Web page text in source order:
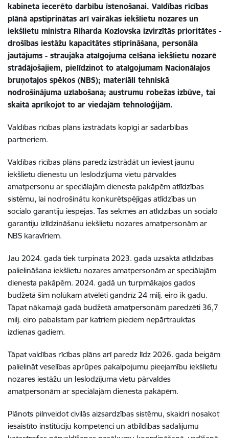
kabineta iecerēto darbību īstenošanai. Valdības rīcības
plānā apstiprinātas arī vairākas iekšlietu nozares un
iekšlietu ministra Riharda Kozlovska izvirzītās prioritātes -
drošības iestāžu kapacitātes stiprināšana, personāla
jautājums - straujāka atalgojuma celšana iekšlietu nozarē
strādājošajiem, pielīdzinot to atalgojumam Nacionālajos
bruņotajos spēkos (NBS); materiāli tehniskā
nodrošinājuma uzlabošana; austrumu robežas izbūve, tai
skaitā aprīkojot to ar viedajām tehnoloģijām.
Valdības rīcības plāns izstrādāts kopīgi ar sadarbības
partneriem.
Valdības rīcības plāns paredz izstrādāt un ieviest jaunu
iekšlietu dienestu un Ieslodzījuma vietu pārvaldes
amatpersonu ar speciālajām dienesta pakāpēm atlīdzības
sistēmu, lai nodrošinātu konkurētspējīgas atlīdzības un
sociālo garantiju iespējas. Tas sekmēs arī atlīdzības un sociālo
garantiju izlīdzināšanu iekšlietu nozares amatpersonām ar
NBS karavīriem.
Jau 2024. gadā tiek turpināta 2023. gadā uzsāktā atlīdzības
palielināšana iekšlietu nozares amatpersonām ar speciālajām
dienesta pakāpēm. 2024. gadā un turpmākajos gados
budžetā šim nolūkam atvēlēti gandrīz 24 milj. eiro ik gadu.
Tāpat nākamajā gadā budžetā amatpersonām paredzēti 36,7
milj. eiro pabalstam par katriem pieciem nepārtrauktas
izdienas gadiem.
Tāpat valdības rīcības plāns arī paredz līdz 2026. gada beigām
palielināt veselības aprūpes pakalpojumu pieejamību iekšlietu
nozares iestāžu un Ieslodzījuma vietu pārvaldes
amatpersonām ar speciālajām dienesta pakāpēm.
Plānots pilnveidot civilās aizsardzības sistēmu, skaidri nosakot
iesaistīto institūciju kompetenci un atbildības sadalījumu